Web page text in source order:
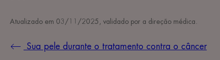
Atualizado em 03/11/2025 , validado por a direção médica
Sua pele durante o tratamento contra o câncer